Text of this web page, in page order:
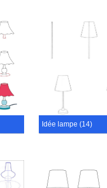
Idée lampe (14)